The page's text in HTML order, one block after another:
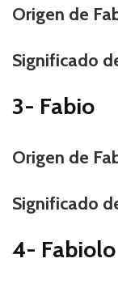
Origen de
Significado
3- Fabio
Origen de
Significado
4- Fabiolo